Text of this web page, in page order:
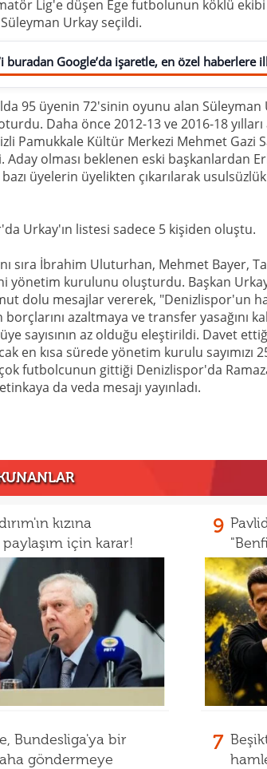
Lig'e düşen Ege futbolunun köklü
Urkay seçildi.
buradan Google’da işaretle, en özel haberlere
95 üyenin 72'sinin oyunu alan Süleyman
Daha önce 2012-13 ve 2016-18
Pamukkale Kültür Merkezi Mehmet Gazi
Aday olması beklenen eski başkanlardan
bazı üyelerin üyelikten çıkarılarak
Urkay'ın listesi sadece 5 kişiden oluştu.
sıra İbrahim Uluturhan, Mehmet Bayer,
yönetim kurulunu oluşturdu. Başkan
dolu mesajlar vererek, "Denizlispor'un
borçlarını azaltmaya ve transfer yasağını
sayısının az olduğu eleştirildi. Davet
en kısa sürede yönetim kurulu sayımızı
futbolcunun gittiği Denizlispor'da
da veda mesajı yayınladı.
kızına
için karar!
9
Bundesliga'ya bir
göndermeye
7